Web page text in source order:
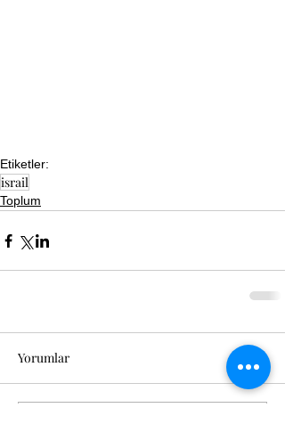
Etiketler:
israil
Toplum
Yorumlar